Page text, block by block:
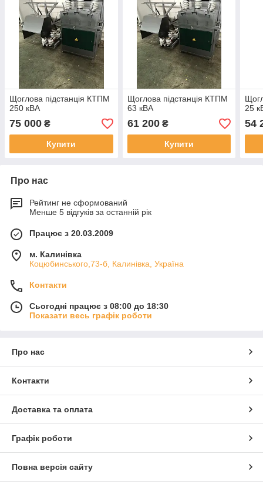
Щоглова підстанція КТПМ
250 кВА
75 000 ₴
Купити
Щоглова підстанція КТПМ
63 кВА
61 200₴
Купити
25
54
Про нас
Рейтинг не сформований
Менше 5 відгуків за останній рік
Працює з 20.03.2009
м. Калинівка
Коцюбинського,73-б, Калинівка, Україна
Контакти
Сьогодні працює з 08:00 до 18:30
Показати весь графік роботи
Про нас
Контакти
Доставка та оплата
Графік роботи
Повна версія сайту